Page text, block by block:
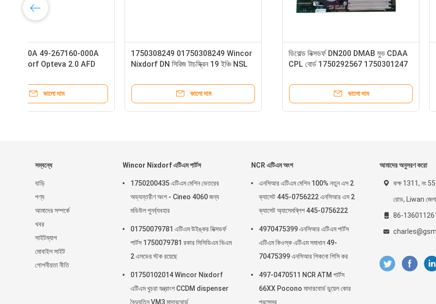
Diebold ECRM ইউনিভার্সাল রিসাইক্লার-UP
TS-M1U1 ESCROW (UESAH)
1750342439 ডিবোল্ড নিক্সডর্ফ এসডিইউ
স্ট্যাকার ডিসপেন্স ইউনিট FL RL V6A
49267160000A 49-267160-
Diebold Nixdorf Opteva 2.0
সম্বন্ধে
বাড়ি
পণ্য
আমাদের সম্পর্কে
খবর
সাইটম্যাপ
মোবাইল সাইট
গোপনীয়তা নীতি
Wincor Nixdorf এটিএম পার্টস
1750200435 এটিএম মেশিন ভেতরের
অভ্যন্তরীণ অংশ - Cineo 4060 জন্য
মডিউল পুনর্ব্যবহার
01750079781 এটিএম উইঙ্কর নিক্সডর্ফ
পার্টস 1750079781 রকার সিসিডিএম ভিএম
2 এসডের স্টক রয়েছে
01750102014 Wincor Nixdorf
এটিএম খুচরা যন্ত্রাংশ CCDM dispenser
বৈদ্যুতিন VM3 মাদারবোর্ড
NCR এটিএম অংশ
এনসিআর এটিএম মেশিন 100% নতুন এস 2
ক্যাসেট 445-0756222 এনসিআর এস 2
ক্যাসেট অ্যাসেমব্লিশ 445-0756222
4970475399 এনসিআর এটিএম পার্টস
এটিএম কিওস্ক এটিএম সমাধান 49-
70475399 এনসিআর পিকনো পিসি কর
497-0470511 NCR ATM পার্টস
66XX Pocono মাদারবোর্ড ডুয়েল কোর
প্রসেসর
আমাদের অনুসরণ করো
কক্ষ 1311, নং 555,
রোড, Liwan জেলা,
86-